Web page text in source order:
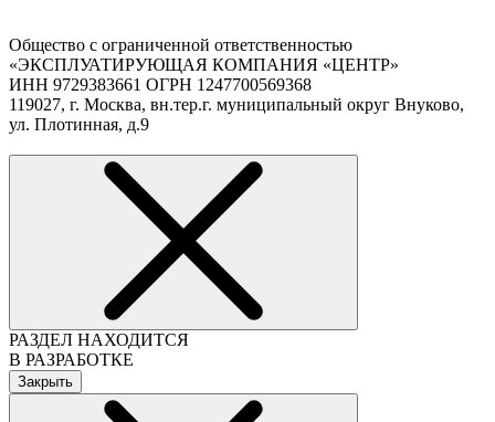
Общество с ограниченной ответственностью
«ЭКСПЛУАТИРУЮЩАЯ КОМПАНИЯ «ЦЕНТР»
ИНН 9729383661 ОГРН 1247700569368
119027, г. Москва, вн.тер.г. муниципальный округ Внуково,
ул. Плотинная, д.9
РАЗДЕЛ НАХОДИТСЯ
В РАЗРАБОТКЕ
Закрыть